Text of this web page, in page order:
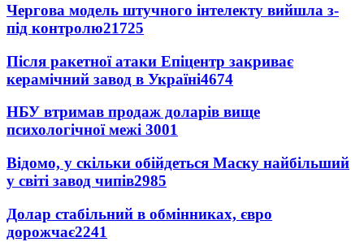
Чергова модель штучного інтелекту вийшла з-
під контролю21725
Після ракетної атаки Епіцентр закриває
керамічний завод в Україні4674
НБУ втримав продаж доларів вище
психологічної межі 3001
Відомо, у скільки обійдеться Маску найбільший
у світі завод чипів2985
Долар стабільний в обмінниках, євро
дорожчає2241